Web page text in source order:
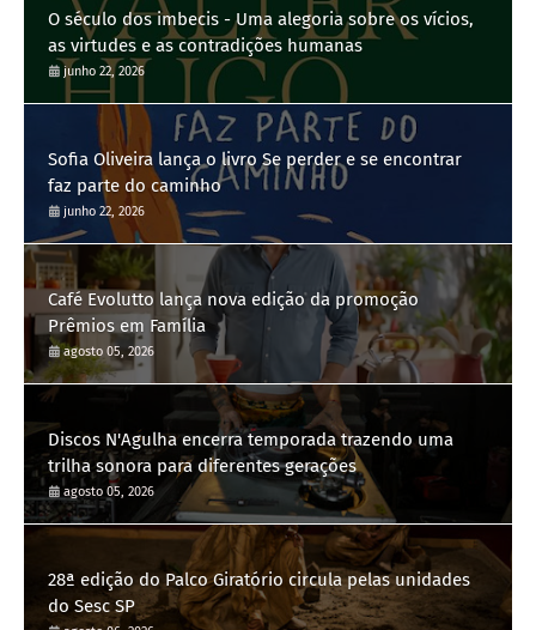
O século dos imbecis - Uma alegoria sobre os vícios,
as virtudes e as contradições humanas
junho 22, 2026
Sofia Oliveira lança o livro Se perder e se encontrar
faz parte do caminho
junho 22, 2026
Café Evolutto lança nova edição da promoção
Prêmios em Família
agosto 05, 2026
Discos N'Agulha encerra temporada trazendo uma
trilha sonora para diferentes gerações
agosto 05, 2026
28ª edição do Palco Giratório circula pelas unidades
do Sesc SP